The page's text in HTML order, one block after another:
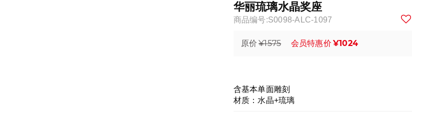
华丽琉璃水晶奖座
商品编号:S0098-ALC-1097
原价 ¥1575 会员特惠价 ¥1024
含基本单面雕刻
材质：水晶+琉璃